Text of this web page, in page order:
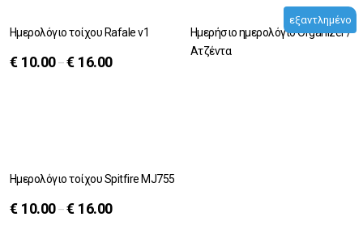
Ημερολόγιο τοίχου Rafale v1
€ 10.00–€ 16.00
εξαντλημένο
Ημερήσιο ημερολόγιο Organizer /
Ατζέντα
Ημερολόγιο τοίχου Spitfire MJ755
€ 10.00–€ 16.00